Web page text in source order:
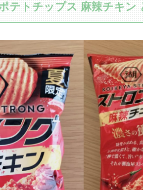
テトチップス 麻辣チキン